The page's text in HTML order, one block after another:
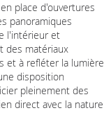
place d'ouvertures
panoramiques
l'intérieur et
des matériaux
et à refléter la lumière
disposition
pleinement des
direct avec la nature